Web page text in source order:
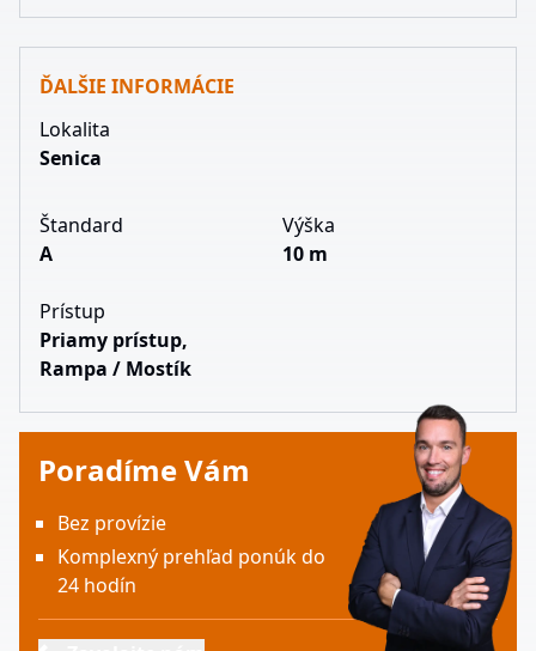
ĎALŠIE INFORMÁCIE
Lokalita
Senica
Štandard
A
Výška
10 m
Prístup
Priamy prístup,
Rampa / Mostík
Poradíme Vám
Bez provízie
Komplexný prehľad ponúk do
24 hodín